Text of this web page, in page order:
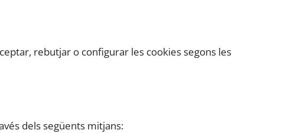
rebutjar o configurar les cookies segons les
dels següents mitjans: